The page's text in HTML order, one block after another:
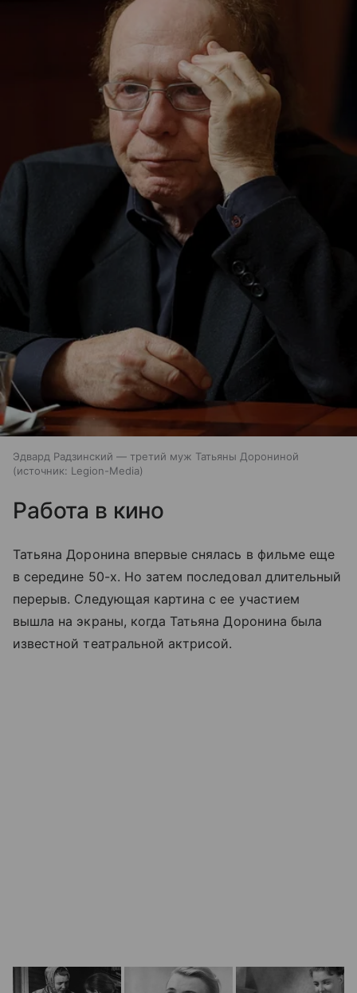
Эдвард Радзинский — третий муж Татьяны Дорониной
источник: Legion-Media
Работа в кино
Татьяна Доронина впервые снялась в фильме еще
в середине 50-х. Но затем последовал длительный
перерыв. Следующая картина с ее участием
вышла на экраны, когда Татьяна Доронина была
известной театральной актрисой.